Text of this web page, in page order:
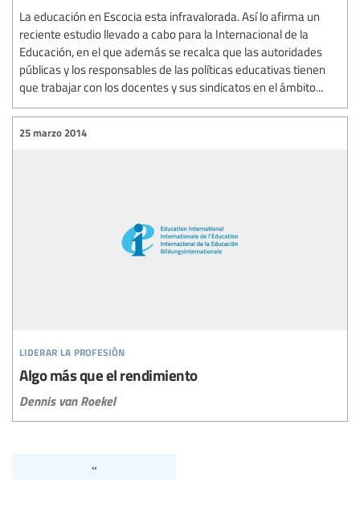
La educación en Escocia esta infravalorada. Así lo afirma un
reciente estudio llevado a cabo para la Internacional de la
Educación, en el que además se recalca que las autoridades
públicas y los responsables de las políticas educativas tienen
que trabajar con los docentes y sus sindicatos en el ámbito...
liderar la profesión
25 marzo 2014
Algo más que el rendimiento
Dennis van Roekel
«